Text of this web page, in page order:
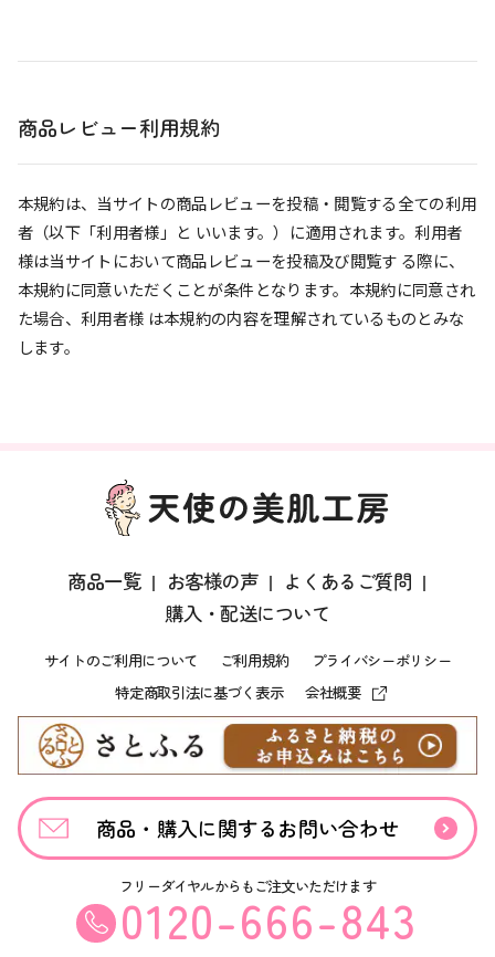
商品レビュー利用規約
本規約は、当サイトの商品レビューを投稿・閲覧する全ての利用
者（以下「利用者様」と いいます。）に適用されます。利用者
様は当サイトにおいて商品レビューを投稿及び閲覧す る際に、
本規約に同意いただくことが条件となります。本規約に同意され
た場合、利用者様 は本規約の内容を理解されているものとみな
します。
第 4 条 個人情報の取扱い
第 5 条 本規約の変更
第 1 条 商品レビューの投稿
1.レビュー投稿は実際にご使用いただいた方に限ります。 商品 1
品につき、キャンペーン応募対象となる商品レビューを 1回ご投
稿いただけます。
2.以下の各号を含む商品レビューの投稿は禁止いたします。
(1) 他のお客様や企業に対する誹謗、中傷、不適切な内容の投
稿は禁止いたします。
(2) 公序良俗に反する表現、虚偽の内容、不適切な言葉、スパ
ム行為は禁止いたします。
商品レビューに投稿いただいた内容と今後当社が開発・販売する
商品が類似していても、投稿者様には報酬や権利等は一切発生し
商品一覧 お客様の声
よくあるご質問
購入・配送について
サイトのご利用について ご利用規約
プライバシーポリシー
特定商取引法に基づく表示
会社概要
商品・購入に関するお問い合わせ
フリーダイヤルからもご注文いただけます
0120-666-843